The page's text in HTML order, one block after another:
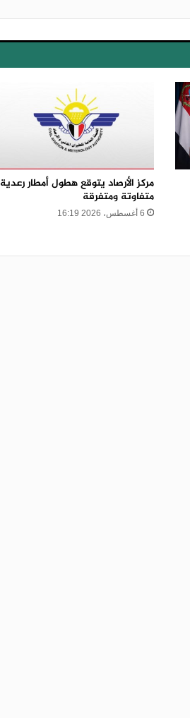
مركز الأرصاد يتوقع هطول أمطار رعدية
متفاوتة ومتفرقة
6 أغسطس، 2026 16:19